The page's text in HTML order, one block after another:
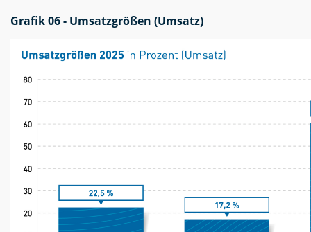
Grafik 06 - Umsatzgrößen (Umsatz)